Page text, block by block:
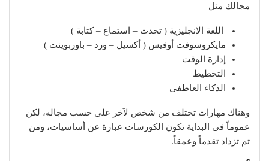
مجالك مثل
اللغة الإنجليزية ( تحدث – استماع – كتابة )
مايكروسوفت أوفيس ( أكسيل – ورد – باوربوينت )
إدارة الوقت
التخطيط
الذكاء العاطفى
وهناك مهارات تختلف من شخص لآخر على حسب مجاله، لكن
عموماً فى البداية تكون الكورسات عبارة عن أساسيات، ومن
ثم تزداد تقدماً وعمقاً.